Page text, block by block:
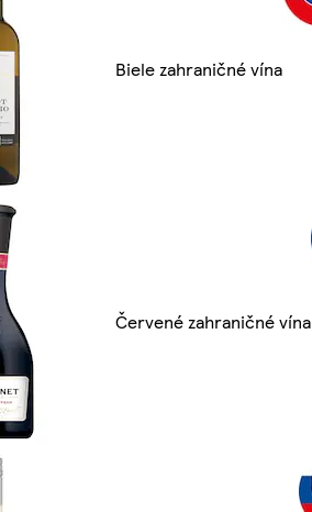
Biele zahraničné vína
Červené zahraničné vína